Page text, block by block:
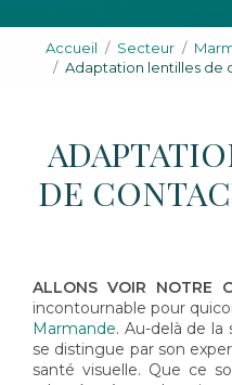
Accueil Secteur
Adaptation lentilles de
DE
ALLONS VOIR NOTRE
incontournable pour
Marmande. Au-delà de
se distingue par son
santé visuelle. Que ce